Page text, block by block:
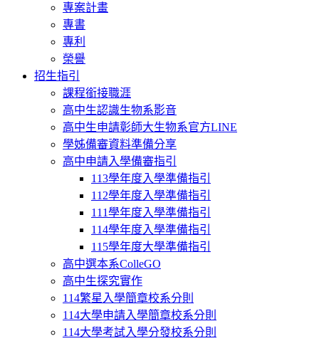
專案計畫
專書
專利
榮譽
招生指引
課程銜接職涯
高中生認識生物系影音
高中生申請彰師大生物系官方LINE
學姊備審資料準備分享
高中申請入學備審指引
113學年度入學準備指引
112學年度入學準備指引
111學年度入學準備指引
114學年度入學準備指引
115學年度大學準備指引
高中選本系ColleGO
高中生探究實作
114繁星入學簡章校系分則
114大學申請入學簡章校系分則
114大學考試入學分發校系分則